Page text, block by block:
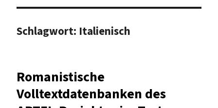
Schlagwort: Italienisch
Romanistische
Volltextdatenbanken des